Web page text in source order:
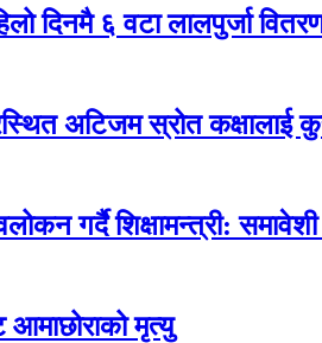
दिनमै ६ वटा लालपुर्जा
अटिजम स्रोत कक्षालाई
गर्दै शिक्षामन्त्री: समावेशी
मृत्यु